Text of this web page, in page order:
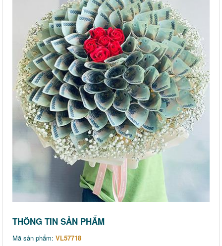
THÔNG TIN SẢN PHẨM
Mã sản phẩm: VL57718